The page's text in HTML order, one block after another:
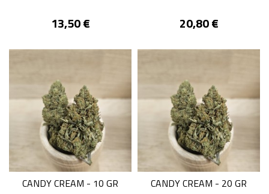
Prix
13,50 € Prix
20,80 €
CANDY CREAM - 10 GR CANDY CREAM - 20 GR